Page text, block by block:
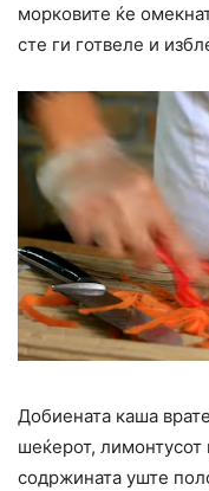
морковите ќе
сте ги готвеле и
Добиената каша
шеќерот, лимонтусот
содржината уште